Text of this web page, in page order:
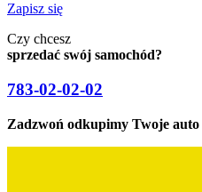
Zapisz się
Czy chcesz
sprzedać swój samochód?
783-02-02-02
Zadzwoń odkupimy Twoje auto